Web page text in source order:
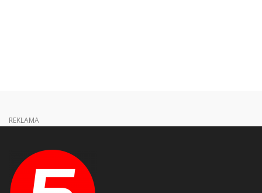
REKLAMA